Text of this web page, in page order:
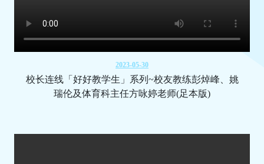
2023-05-30
校长连线「好好教学生」系列~校友教练彭焯峰、姚
瑞伦及体育科主任方咏婷老师(足本版)